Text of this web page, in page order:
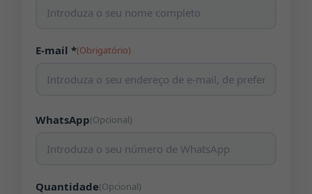
E-mail *(Obrigatório)
WhatsApp(Opcional)
Quantidade(Opcional)